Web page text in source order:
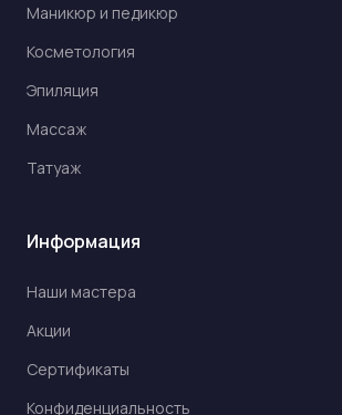
Маникюр и педикюр
Косметология
Эпиляция
Массаж
Татуаж
Информация
Наши мастера
Акции
Сертификаты
Конфиденциальность